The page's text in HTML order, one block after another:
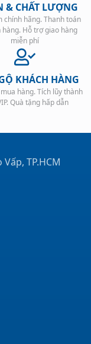
& CHẤT LƯỢNG
chính hãng. Thanh toán
hàng. Hỗ trợ giao hàng
miễn phí
KHÁCH HÀNG
hàng. Tích lũy thành
Quà tặng hấp dẫn
TP.HCM